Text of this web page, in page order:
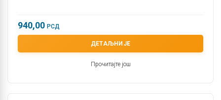
940,00 РСД
ДЕТАЉНИЈЕ
Прочитајте још